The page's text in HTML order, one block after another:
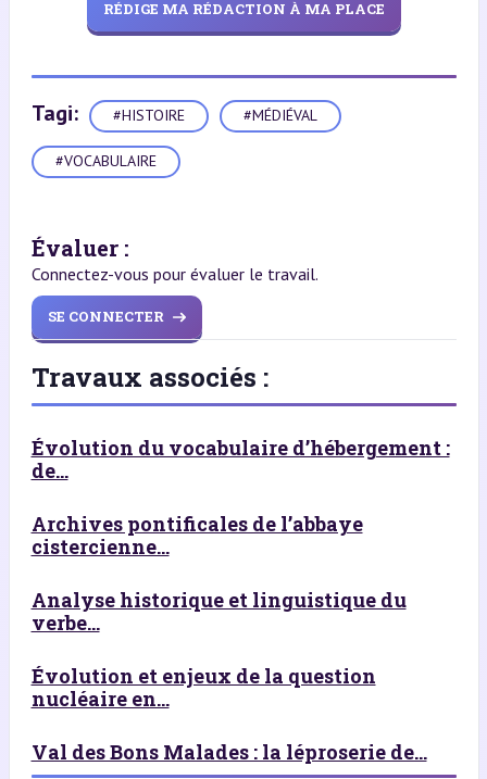
RÉDIGE MA RÉDACTION À MA PLACE
Tagi: #HISTOIRE #MÉDIÉVAL
#VOCABULAIRE
Évaluer :
Connectez-vous pour évaluer le travail.
SE CONNECTER
Travaux associés :
Évolution du vocabulaire d’hébergement :
de...
Archives pontificales de l’abbaye
cistercienne...
Analyse historique et linguistique du
verbe...
Évolution et enjeux de la question
nucléaire en...
Val des Bons Malades : la léproserie de...